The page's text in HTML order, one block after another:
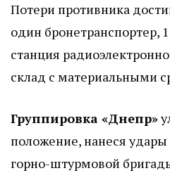
Потери противника
один бронетранспортер,
станция
склад с материальными
Группировка «Днепр»
положение, нанеся
горно-штурмовой